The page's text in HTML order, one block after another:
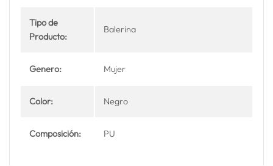
Tipo de
Producto:
Balerina
Genero: Mujer
Color: Negro
Composición: PU